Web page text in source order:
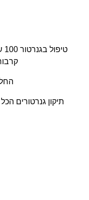
תיקון גנרטורים